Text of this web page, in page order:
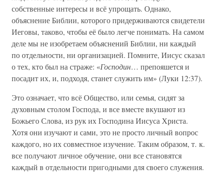
собственные интересы и всё упрощать. Однако,
объяснение Библии, которого придерживаются свидетели
Иеговы, таково, чтобы её было легче понимать. На самом
деле мы не изобретаем объяснений Библии, ни каждый
по отдельности, ни организацией. Помните, Иисус сказал
о тех, кто был на страже: «Господин… препояшется и
посадит их, и, подходя, станет служить им» (Луки 12:37).
Это означает, что всё Общество, или семья, сидят за
духовным столом Господа, и все вместе вкушают из
Божьего Слова, из рук их Господина Иисуса Христа.
Хотя они изучают и сами, это не просто личный вопрос
каждого, но их совместное изучение. Таким образом, т. к.
все получают личное обучение, они все становятся
каждый в отдельности пригодными для своего служения.